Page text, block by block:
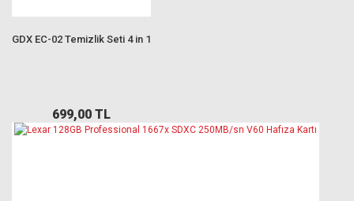
GDX EC-02 Temizlik Seti 4 in 1
699,00 TL